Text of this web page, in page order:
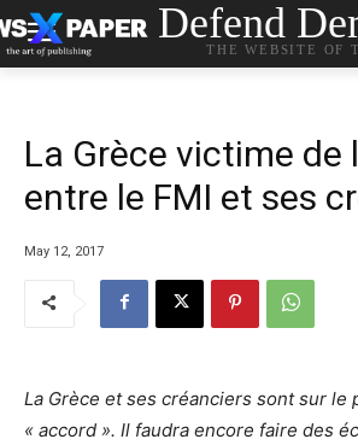
Defend
THE WEBSITE OF
La Grèce victime de
entre le FMI et ses
May 12, 2017
La Grèce et ses créanciers sont sur le
« accord ». Il faudra encore faire des